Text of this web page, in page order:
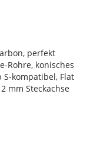
perfekt
Rohre, konisches
kompatibel, Flat
mm Steckachse